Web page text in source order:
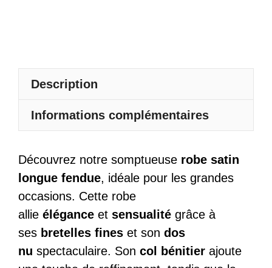
Description
Informations complémentaires
Découvrez notre somptueuse robe satin
longue fendue, idéale pour les grandes
occasions. Cette robe
allie élégance et sensualité grâce à
ses bretelles fines et son dos
nu spectaculaire. Son col bénitier ajoute